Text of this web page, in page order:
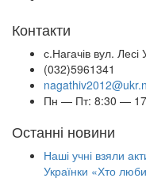
Контакти
с.Нагачів вул. Лесі
(032)5961341
Пн — Пт: 8:30 —
Останні новини
Наші учні взяли
Українки «Хто